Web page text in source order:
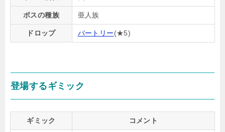
ボスの種族 亜人族
ドロップ バートリー(★5)
登場するギミック
ギミック コメント